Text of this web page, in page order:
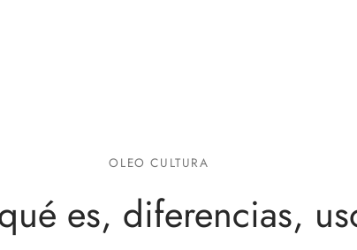
OLEO CULTURA
es, diferencias,